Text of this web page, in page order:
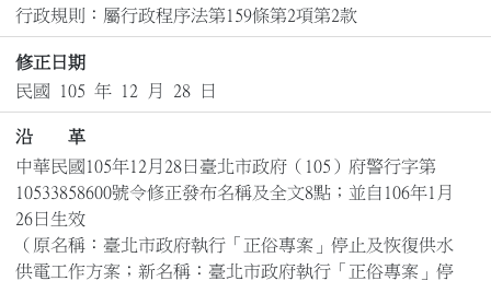
行政規則：屬行政程序法第159條第2項第2款
修正日期
民國 105 年 12 月 28 日
沿 革
中華民國105年12月28日臺北市政府（105）府警行字第
10533858600號令修正發布名稱及全文8點；並自106年1月
26日生效
（原名稱：臺北市政府執行「正俗專案」停止及恢復供水
供電工作方案；新名稱：臺北市政府執行「正俗專案」停